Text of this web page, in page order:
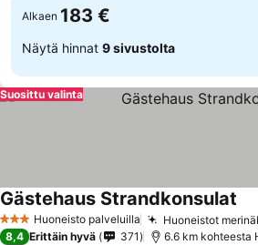
Alkaen 183 €
Näytä hinnat 9 sivustolta
Suosittu valinta
3 Tähtiluokitus
Huoneisto palveluilla Huoneistot
Gästehaus Strandkonsulat
8,4 Erittäin hyvä 371 6.6 km kohteesta